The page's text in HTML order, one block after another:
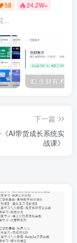
58 24.2W+
...
IT类所有渠道合集 持续日更，目前近四千多条资源 年费用户微信私信获取权限
下一篇
AI带货成长系统实
战课》